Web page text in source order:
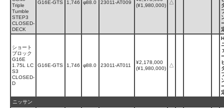
Triple
Tumble
STEP3
CLOSED-
DECK
G16E-GTS 1,746 φ88.0 23011-AT009
(¥1,980,000)
△
ショート
ブロック
G16E
1.75L LC
S3
CLOSED-
D
G16E-GTS 1,746 φ88.0 23011-AT011
¥2,178,000
(¥1,980,000)
△
ニッサン